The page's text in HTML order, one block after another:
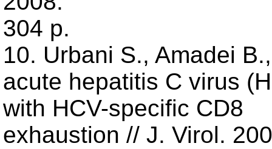
304 p.
10. Urbani S., Amadei
acute hepatitis C virus
with HCV-specific CD8
exhaustion // J. Virol.